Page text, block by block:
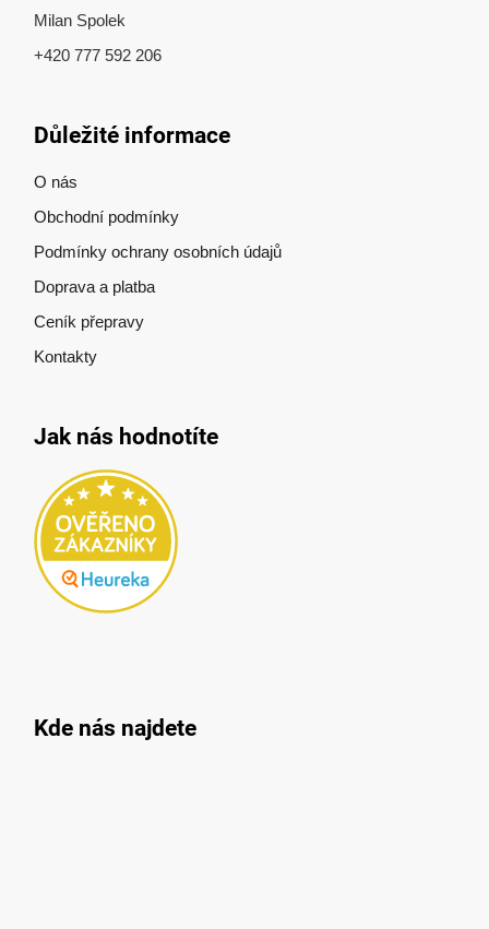
Milan Spolek
+420 777 592 206
Důležité informace
O nás
Obchodní podmínky
Podmínky ochrany osobních údajů
Doprava a platba
Ceník přepravy
Kontakty
Jak nás hodnotíte
Kde nás najdete